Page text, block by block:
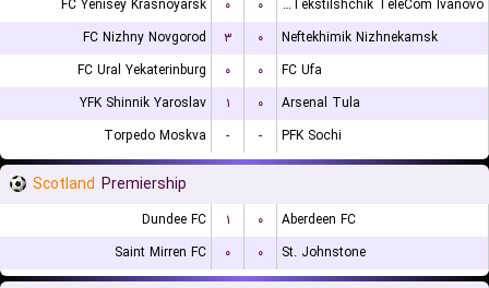
FC Yenisey Krasnoyarsk ۰ ۰
FK Tekstilshchik TeleCom Ivanovo
FC Nizhny Novgorod
۳ ۰
Neftekhimik Nizhnekamsk
FC Ural Yekaterinburg
۰ ۰
FC Ufa
YFK Shinnik Yaroslav
۱ ۰
Arsenal Tula
Torpedo Moskva
- - PFK Sochi
Scotland Premiership
Dundee FC ۱ ۰
Aberdeen FC
Saint Mirren FC
۰ ۰ St. Johnstone